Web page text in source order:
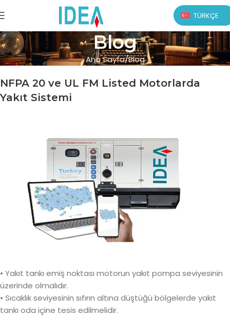
TÜRKÇE
Blog
Ana Sayfa Blog
NFPA 20 ve UL FM Listed Motorlarda
Yakıt Sistemi
• Yakıt tankı emiş noktası motorun yakıt pompa seviyesinin
üzerinde olmalıdır.
• Sıcaklık seviyesinin sıfırın altına düştüğü bölgelerde yakıt
tankı oda içine tesis edilmelidir.